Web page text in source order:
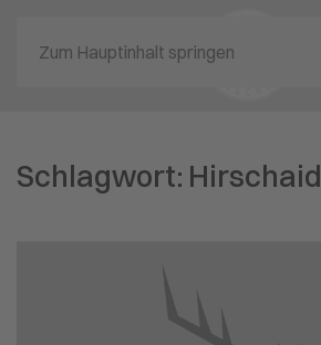
Zum Hauptinhalt springen
Schlagwort: Hirschaid